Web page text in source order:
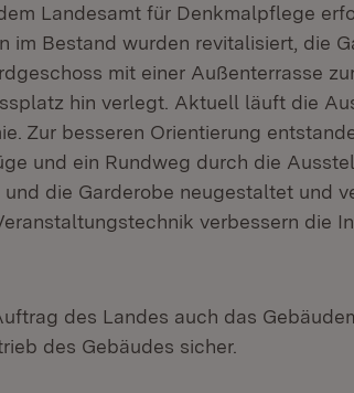
Landesamt für Denkmalpflege
im Bestand wurden revitalisiert, die
mit einer Außenterrasse
hin verlegt. Aktuell läuft die
Zur besseren Orientierung
und ein Rundweg durch die
die Garderobe neugestaltet und
verbessern die
des Landes auch das
des Gebäudes sicher.